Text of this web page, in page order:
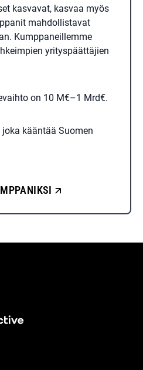
kasvavat, kasvaa myös
mahdollistavat
Kumppaneillemme
yrityspäättäjien
on 10 M€–1 Mrd€.
kääntää Suomen